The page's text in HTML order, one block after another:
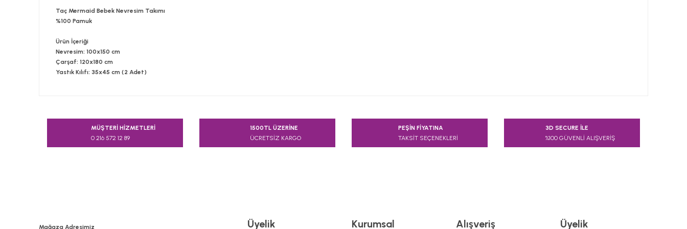
Taç Mermaid Bebek Nevresim Takımı
%100 Pamuk
Ürün İçeriği
Nevresim: 100x150 cm
Çarşaf: 120x180 cm
Yastık Kılıfı: 35x45 cm (2 Adet)
Bu ürünün fiyat bilgisi, resim, ürün açıklamalarında ve diğer konularda yetersiz gördüğünüz noktaları öneri formunu kullanarak tarafımıza iletebilirsiniz.
Görüş ve önerileriniz için teşekkür ederiz.
MÜŞTERİ HİZMETLERİ
0 216 572 12 89
1500TL ÜZERİNE
ÜCRETSİZ KARGO
PEŞİN FİYATINA
TAKSİT SEÇENEKLERİ
3D SECURE İLE
%100 GÜVENLİ ALIŞVERİŞ
Mağaza Adresimiz Üyelik Kurumsal Alışveriş Üyelik